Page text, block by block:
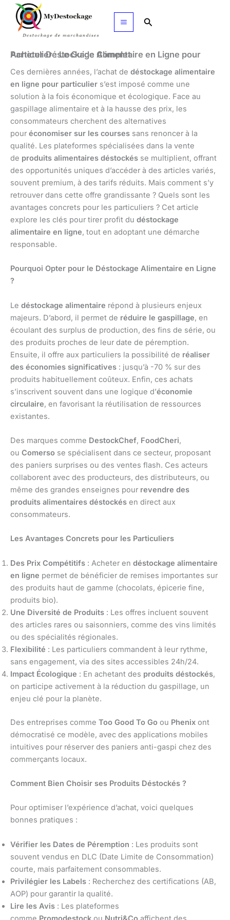
Aller
contenu
Rechercher
Acheter Déstockage Alimentaire en Ligne pour Particulier : Le Guide Complet
Ces dernières années, l’achat de déstockage alimentaire
en ligne pour particulier s’est imposé comme une
solution à la fois économique et écologique. Face au
gaspillage alimentaire et à la hausse des prix, les
consommateurs cherchent des alternatives
pour économiser sur les courses sans renoncer à la
qualité. Les plateformes spécialisées dans la vente
de produits alimentaires déstockés se multiplient, offrant
des opportunités uniques d’accéder à des articles variés,
souvent premium, à des tarifs réduits. Mais comment s’y
retrouver dans cette offre grandissante ? Quels sont les
avantages concrets pour les particuliers ? Cet article
explore les clés pour tirer profit du déstockage
alimentaire en ligne, tout en adoptant une démarche
responsable.
Pourquoi Opter pour le Déstockage Alimentaire en Ligne
?
Le déstockage alimentaire répond à plusieurs enjeux
majeurs. D’abord, il permet de réduire le gaspillage, en
écoulant des surplus de production, des fins de série, ou
des produits proches de leur date de péremption.
Ensuite, il offre aux particuliers la possibilité de réaliser
des économies significatives : jusqu’à -70 % sur des
produits habituellement coûteux. Enfin, ces achats
s’inscrivent souvent dans une logique d’économie
circulaire, en favorisant la réutilisation de ressources
existantes.
Des marques comme DestockChef, FoodCheri,
ou Comerso se spécialisent dans ce secteur, proposant
des paniers surprises ou des ventes flash. Ces acteurs
collaborent avec des producteurs, des distributeurs, ou
même des grandes enseignes pour revendre des
produits alimentaires déstockés en direct aux
consommateurs.
Les Avantages Concrets pour les Particuliers
Des Prix Compétitifs : Acheter en déstockage alimentaire
en ligne permet de bénéficier de remises importantes sur
des produits haut de gamme (chocolats, épicerie fine,
produits bio).
Une Diversité de Produits : Les offres incluent souvent
des articles rares ou saisonniers, comme des vins limités
ou des spécialités régionales.
Flexibilité : Les particuliers commandent à leur rythme,
sans engagement, via des sites accessibles 24h/24.
Impact Écologique : En achetant des produits déstockés,
on participe activement à la réduction du gaspillage, un
enjeu clé pour la planète.
Des entreprises comme Too Good To Go ou Phenix ont
démocratisé ce modèle, avec des applications mobiles
intuitives pour réserver des paniers anti-gaspi chez des
commerçants locaux.
Comment Bien Choisir ses Produits Déstockés ?
Pour optimiser l’expérience d’achat, voici quelques
bonnes pratiques :
Vérifier les Dates de Péremption : Les produits sont
souvent vendus en DLC (Date Limite de Consommation)
courte, mais parfaitement consommables.
Privilégier les Labels : Recherchez des certifications (AB,
AOP) pour garantir la qualité.
Lire les Avis : Les plateformes